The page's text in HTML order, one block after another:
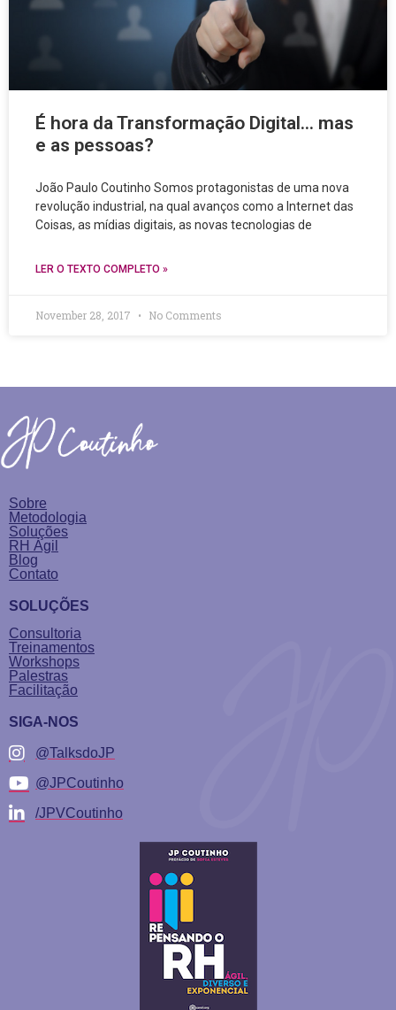
É hora da Transformação Digital… mas
e as pessoas?
João Paulo Coutinho Somos protagonistas de uma nova
revolução industrial, na qual avanços como a Internet das
Coisas, as mídias digitais, as novas tecnologias de
LER O TEXTO COMPLETO »
November 28, 2017 No Comments
Sobre
Metodologia
Soluções
RH Ágil
Blog
Contato
SOLUÇÕES
Consultoria
Treinamentos
Workshops
Palestras
Facilitação
SIGA-NOS
@TalksdoJP
@JPCoutinho
/JPVCoutinho